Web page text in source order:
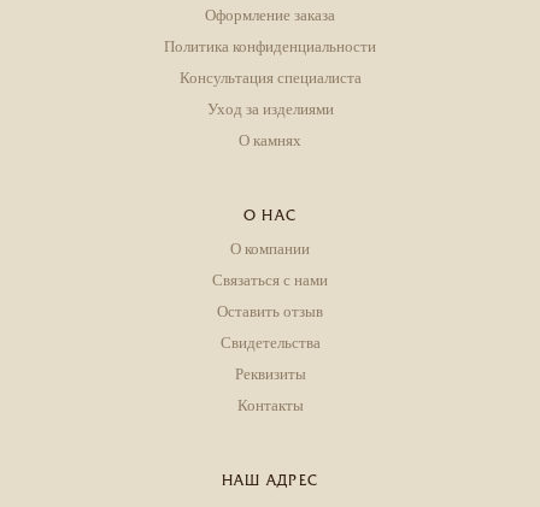
Оформление заказа
Политика конфиденциальности
Консультация специалиста
Уход за изделиями
О камнях
О НАС
О компании
Связаться с нами
Оставить отзыв
Свидетельства
Реквизиты
Контакты
НАШ АДРЕС